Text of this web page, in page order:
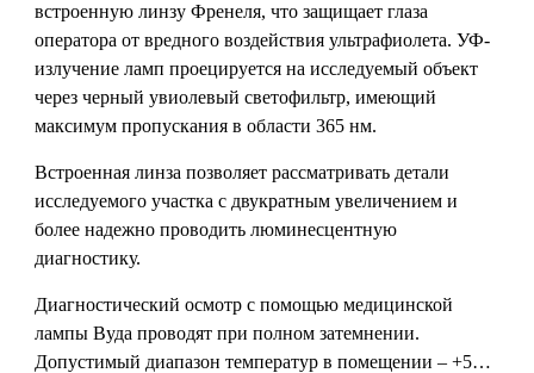
встроенную линзу Френеля, что защищает глаза
оператора от вредного воздействия ультрафиолета. УФ-
излучение ламп проецируется на исследуемый объект
через черный увиолевый светофильтр, имеющий
максимум пропускания в области 365 нм.
Встроенная линза позволяет рассматривать детали
исследуемого участка с двукратным увеличением и
более надежно проводить люминесцентную
диагностику.
Диагностический осмотр с помощью медицинской
лампы Вуда проводят при полном затемнении.
Допустимый диапазон температур в помещении – +5…